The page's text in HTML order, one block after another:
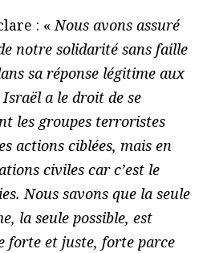
: «Nous avons assuré
notre solidarité sans faille
sa réponse légitime aux
a le droit de se
les groupes terroristes
actions ciblées, mais en
civiles car c’est le
Nous savons que la seule
la seule possible, est
forte et juste, forte parce